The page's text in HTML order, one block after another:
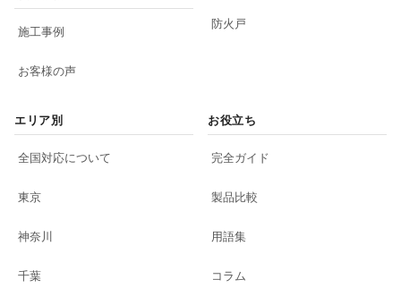
施工事例
お客様の声
防火戸
エリア別
全国対応について
東京
神奈川
千葉
お役立ち
完全ガイド
製品比較
用語集
コラム